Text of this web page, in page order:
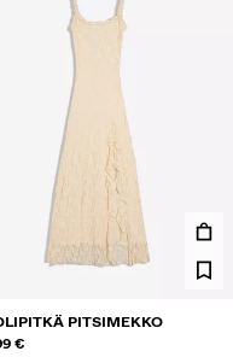
PITSIMEKKO
€